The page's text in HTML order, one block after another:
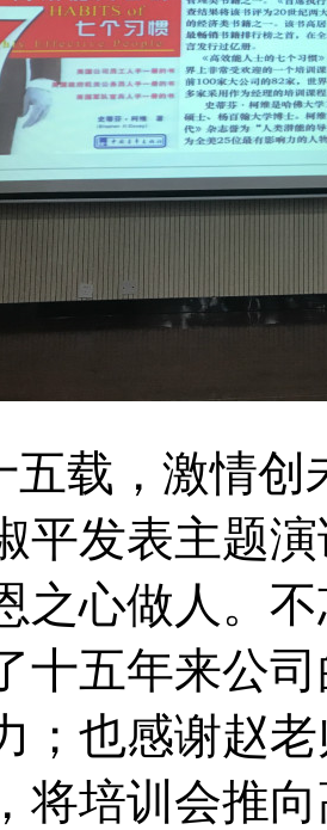
载，激情创
平发表主题
之心做人。
十五年来公
；也感谢赵
将培训会推